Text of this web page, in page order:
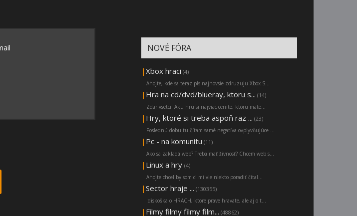
NOVÉ FÓRA
| Xbox hraci (4)
Ahojte, kde sa teraz pls najnovsie zdruzuju Xbox S...
| Hra na cd/dvd/blueray, ktoru s... (14)
Zdar vsetci. Aku hru si najviac cenite, ktoru mate...
| Hry, ktoré si treba aspoň raz ... (23)
Poslednú dobu tu čítam samé negatíva ovplyvňujúce ...
| Pc - na komunitu (11)
Ako sa zakladá web? Treba mať živnosť? Chcem web s...
| Linux a hry (4)
Ahojte chcel by som ci mi vie niekto poradiť čítal...
| Sector hraje ... (130355)
:diskoška o HRACH, ktore prave hravate, ale aj o t...
| Filmy filmy filmy film... (48862)